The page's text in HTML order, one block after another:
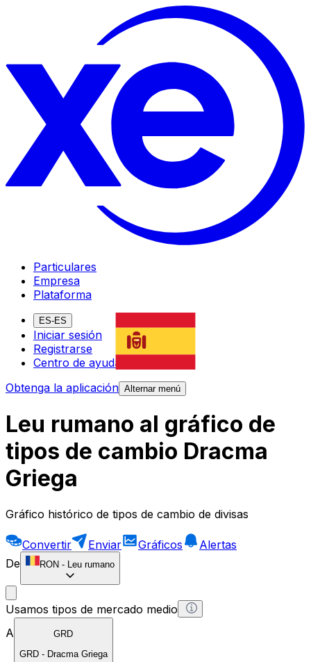
Particulares
Empresa
Plataforma
ES-ES
Iniciar sesión
Registrarse
Centro de ayuda
Obtenga la aplicación Alternar menú
Leu rumano al gráfico de
tipos de cambio Dracma
Griega
Gráfico histórico de tipos de cambio de divisas
Convertir Enviar Gráficos
Alertas
De
RON - Leu rumano
Usamos tipos de mercado medio
A
GRD
GRD - Dracma Griega